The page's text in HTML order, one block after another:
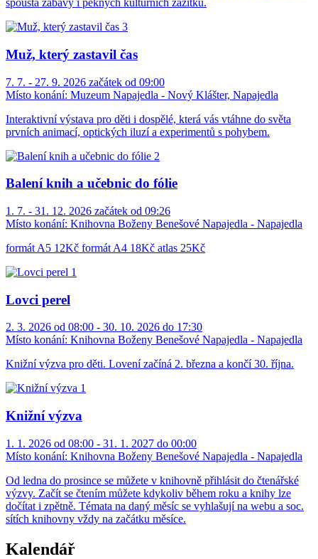
spousta zábavy i pěkných kulturních zážitků.
Muž, který zastavil čas
7. 7. - 27. 9. 2026 začátek od 09:00
Místo konání: Muzeum Napajedla - Nový Klášter, Napajedla
Interaktivní výstava pro děti i dospělé, která vás vtáhne do světa
prvních animací, optických iluzí a experimentů s pohybem.
Balení knih a učebnic do fólie
1. 7. - 31. 12. 2026 začátek od 09:26
Místo konání: Knihovna Boženy Benešové Napajedla - Napajedla
formát A5 12Kč formát A4 18Kč atlas 25Kč
Lovci perel
2. 3. 2026 od 08:00 - 30. 10. 2026 do 17:30
Místo konání: Knihovna Boženy Benešové Napajedla - Napajedla
Knižní výzva pro děti. Lovení začíná 2. března a končí 30. října.
Knižní výzva
1. 1. 2026 od 08:00 - 31. 1. 2027 do 00:00
Místo konání: Knihovna Boženy Benešové Napajedla - Napajedla
Od ledna do prosince se můžete v knihovně přihlásit do čtenářské
výzvy. Začít se čtením můžete kdykoliv během roku a knihy lze
dočítat i zpětně. Témata na daný měsíc se vyhlašují na webu a soc.
sítích knihovny vždy na začátku měsíce.
Kalendář